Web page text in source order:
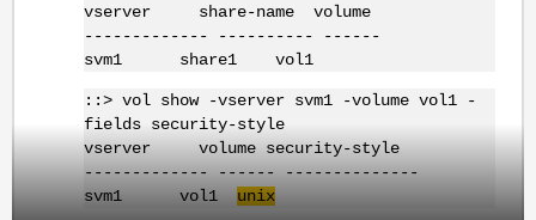
vserver share-name volume
------------- ---------- ------
svm1 share1 vol1
::> vol show -vserver svm1 -volume vol1 -
fields security-style
vserver volume security-style
------------- ------ --------------
svm1 vol1 unix